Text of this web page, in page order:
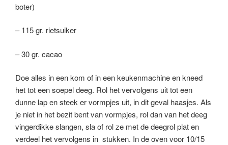
boter)
– 115 gr. rietsuiker
– 30 gr. cacao
Doe alles in een kom of in een keukenmachine en kneed
het tot een soepel deeg. Rol het vervolgens uit tot een
dunne lap en steek er vormpjes uit, in dit geval haasjes. Als
je niet in het bezit bent van vormpjes, rol dan van het deeg
vingerdikke slangen, sla of rol ze met de deegrol plat en
verdeel het vervolgens in stukken. In de oven voor 10/15